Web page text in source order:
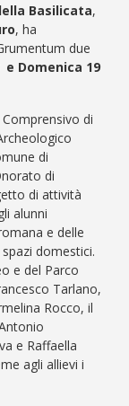
Basilicata,
, ha
due
e Domenica 19
di
di
di
di attività
alunni
e delle
domestici.
e del Parco
Tarlano,
Rocco, il
e Raffaella
agli allievi i